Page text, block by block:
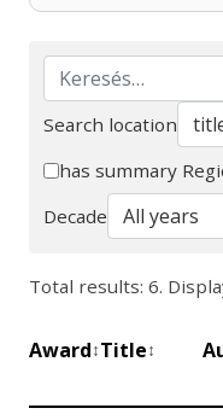
Search
Search location
has summary
Decade
Total results: 6.
Award↕Title↕